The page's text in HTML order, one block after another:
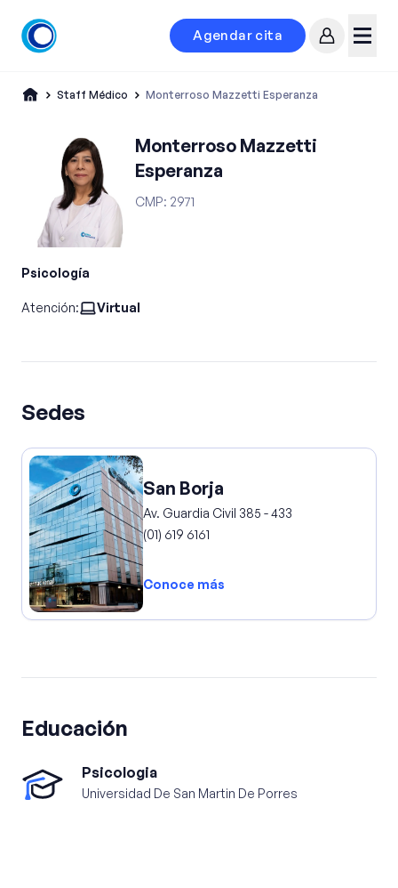
Agendar cita
Staff Médico Monterroso Mazzetti Esperanza
Monterroso Mazzetti
Esperanza
CMP: 2971
Psicología
Atención: Virtual
Sedes
San Borja
Av. Guardia Civil 385 - 433
(01) 619 6161
Conoce más
Educación
Psicologia
Universidad De San Martin De Porres